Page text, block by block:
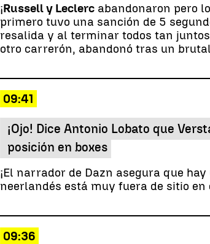
¡Russell y Leclerc abandonaron pero
primero tuvo una sanción de 5
resalida y al terminar todos tan juntos
otro carrerón, abandonó tras un
09:41
¡Ojo! Dice Antonio Lobato que
posición en boxes
¡El narrador de Dazn asegura que
neerlandés está muy fuera de sitio en
09:36